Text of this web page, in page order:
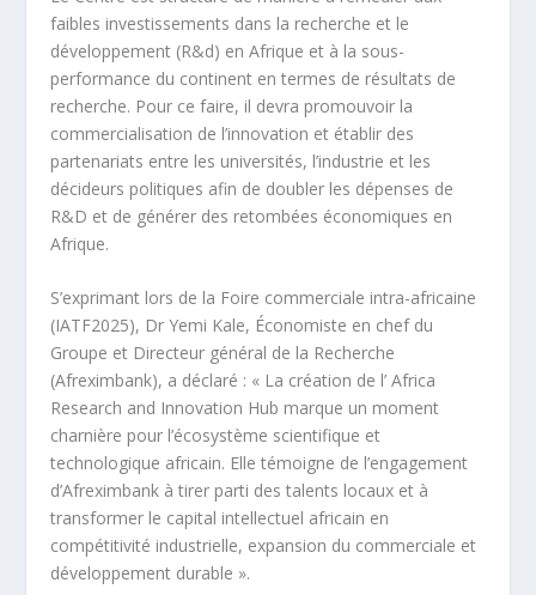
faibles investissements dans la recherche et le
développement (R&d) en Afrique et à la sous-
performance du continent en termes de résultats de
recherche. Pour ce faire, il devra promouvoir la
commercialisation de l’innovation et établir des
partenariats entre les universités, l’industrie et les
décideurs politiques afin de doubler les dépenses de
R&D et de générer des retombées économiques en
Afrique.
S’exprimant lors de la Foire commerciale intra-africaine
(IATF2025), Dr Yemi Kale, Économiste en chef du
Groupe et Directeur général de la Recherche
(Afreximbank), a déclaré : « La création de l’ Africa
Research and Innovation Hub marque un moment
charnière pour l’écosystème scientifique et
technologique africain. Elle témoigne de l’engagement
d’Afreximbank à tirer parti des talents locaux et à
transformer le capital intellectuel africain en
compétitivité industrielle, expansion du commerciale et
développement durable ».